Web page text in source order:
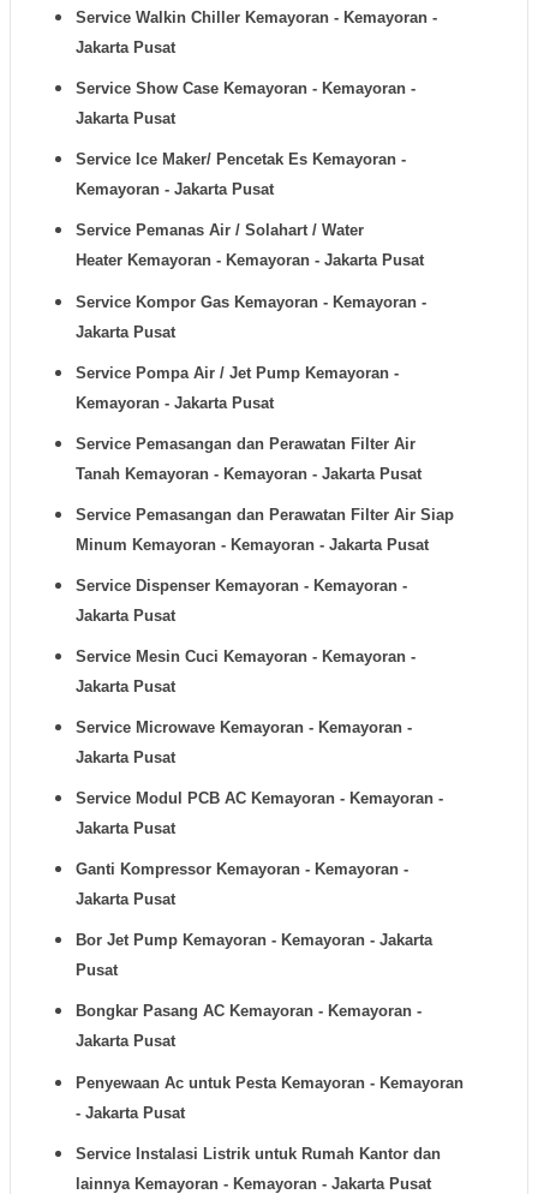
Service Walkin Chiller Kemayoran - Kemayoran -
Jakarta Pusat
Service Show Case Kemayoran - Kemayoran -
Jakarta Pusat
Service Ice Maker/ Pencetak Es Kemayoran -
Kemayoran - Jakarta Pusat
Service Pemanas Air / Solahart / Water
Heater Kemayoran - Kemayoran - Jakarta Pusat
Service Kompor Gas Kemayoran - Kemayoran -
Jakarta Pusat
Service Pompa Air / Jet Pump Kemayoran -
Kemayoran - Jakarta Pusat
Service Pemasangan dan Perawatan Filter Air
Tanah Kemayoran - Kemayoran - Jakarta Pusat
Service Pemasangan dan Perawatan Filter Air Siap
Minum Kemayoran - Kemayoran - Jakarta Pusat
Service Dispenser Kemayoran - Kemayoran -
Jakarta Pusat
Service Mesin Cuci Kemayoran - Kemayoran -
Jakarta Pusat
Service Microwave Kemayoran - Kemayoran -
Jakarta Pusat
Service Modul PCB AC Kemayoran - Kemayoran -
Jakarta Pusat
Ganti Kompressor Kemayoran - Kemayoran -
Jakarta Pusat
Bor Jet Pump Kemayoran - Kemayoran - Jakarta
Pusat
Bongkar Pasang AC Kemayoran - Kemayoran -
Jakarta Pusat
Penyewaan Ac untuk Pesta Kemayoran - Kemayoran
- Jakarta Pusat
Service Instalasi Listrik untuk Rumah Kantor dan
lainnya Kemayoran - Kemayoran - Jakarta Pusat